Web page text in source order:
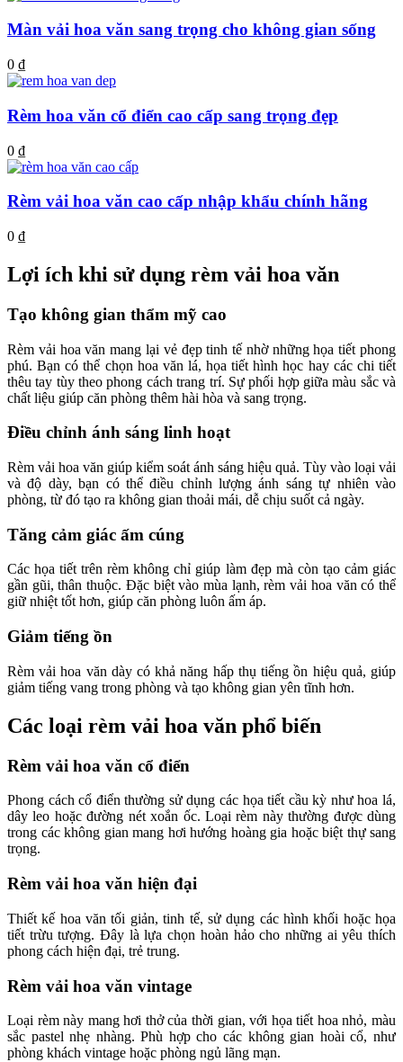
Màn vải hoa văn sang trọng cho không gian sống
0 ₫
Rèm hoa văn cổ điển cao cấp sang trọng đẹp
0 ₫
Rèm vải hoa văn cao cấp nhập khẩu chính hãng
0 ₫
Lợi ích khi sử dụng rèm vải hoa văn
Tạo không gian thẩm mỹ cao
Rèm vải hoa văn mang lại vẻ đẹp tinh tế nhờ những họa tiết phong
phú. Bạn có thể chọn hoa văn lá, họa tiết hình học hay các chi tiết
thêu tay tùy theo phong cách trang trí. Sự phối hợp giữa màu sắc và
chất liệu giúp căn phòng thêm hài hòa và sang trọng.
Điều chỉnh ánh sáng linh hoạt
Rèm vải hoa văn giúp kiểm soát ánh sáng hiệu quả. Tùy vào loại vải
và độ dày, bạn có thể điều chỉnh lượng ánh sáng tự nhiên vào
phòng, từ đó tạo ra không gian thoải mái, dễ chịu suốt cả ngày.
Tăng cảm giác ấm cúng
Các họa tiết trên rèm không chỉ giúp làm đẹp mà còn tạo cảm giác
gần gũi, thân thuộc. Đặc biệt vào mùa lạnh, rèm vải hoa văn có thể
giữ nhiệt tốt hơn, giúp căn phòng luôn ấm áp.
Giảm tiếng ồn
Rèm vải hoa văn dày có khả năng hấp thụ tiếng ồn hiệu quả, giúp
giảm tiếng vang trong phòng và tạo không gian yên tĩnh hơn.
Các loại rèm vải hoa văn phổ biến
Rèm vải hoa văn cổ điển
Phong cách cổ điển thường sử dụng các họa tiết cầu kỳ như hoa lá,
dây leo hoặc đường nét xoắn ốc. Loại rèm này thường được dùng
trong các không gian mang hơi hướng hoàng gia hoặc biệt thự sang
trọng.
Rèm vải hoa văn hiện đại
Thiết kế hoa văn tối giản, tinh tế, sử dụng các hình khối hoặc họa
tiết trừu tượng. Đây là lựa chọn hoàn hảo cho những ai yêu thích
phong cách hiện đại, trẻ trung.
Rèm vải hoa văn vintage
Loại rèm này mang hơi thở của thời gian, với họa tiết hoa nhỏ, màu
sắc pastel nhẹ nhàng. Phù hợp cho các không gian hoài cổ, như
phòng khách vintage hoặc phòng ngủ lãng mạn.